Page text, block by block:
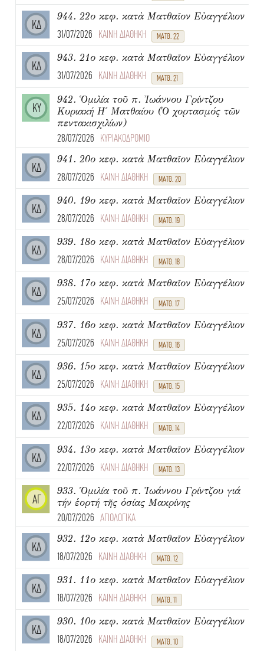
ΚΔ
944. 22ο κεφ. κατὰ Ματθαῖον Εὐαγγέλιον
31/07/2026 ΚΑΙΝΗ ΔΙΑΘΗΚΗ ΜΑΤΘ. 22
ΚΔ
943. 21ο κεφ. κατὰ Ματθαῖον Εὐαγγέλιον
31/07/2026 ΚΑΙΝΗ ΔΙΑΘΗΚΗ ΜΑΤΘ. 21
ΚΥ
942. Ὁμιλία τοῦ π. Ἰωάννου Γρίντζου
Κυριακή Η΄ Ματθαίου (Ὁ χορτασμός τῶν
πεντακισχιλίων)
28/07/2026 ΚΥΡΙΑΚΟΔΡΟΜΙΟ
ΚΔ
941. 20ο κεφ. κατὰ Ματθαῖον Εὐαγγέλιον
28/07/2026 ΚΑΙΝΗ ΔΙΑΘΗΚΗ ΜΑΤΘ. 20
ΚΔ
940. 19ο κεφ. κατὰ Ματθαῖον Εὐαγγέλιον
28/07/2026 ΚΑΙΝΗ ΔΙΑΘΗΚΗ ΜΑΤΘ. 19
ΚΔ
939. 18ο κεφ. κατὰ Ματθαῖον Εὐαγγέλιον
28/07/2026 ΚΑΙΝΗ ΔΙΑΘΗΚΗ ΜΑΤΘ. 18
ΚΔ
938. 17ο κεφ. κατὰ Ματθαῖον Εὐαγγέλιον
25/07/2026 ΚΑΙΝΗ ΔΙΑΘΗΚΗ ΜΑΤΘ. 17
ΚΔ
937. 16ο κεφ. κατὰ Ματθαῖον Εὐαγγέλιον
25/07/2026 ΚΑΙΝΗ ΔΙΑΘΗΚΗ ΜΑΤΘ. 16
ΚΔ
936. 15ο κεφ. κατὰ Ματθαῖον Εὐαγγέλιον
25/07/2026 ΚΑΙΝΗ ΔΙΑΘΗΚΗ ΜΑΤΘ. 15
ΚΔ
935. 14ο κεφ. κατὰ Ματθαῖον Εὐαγγέλιον
22/07/2026 ΚΑΙΝΗ ΔΙΑΘΗΚΗ ΜΑΤΘ. 14
ΚΔ
934. 13ο κεφ. κατὰ Ματθαῖον Εὐαγγέλιον
22/07/2026 ΚΑΙΝΗ ΔΙΑΘΗΚΗ ΜΑΤΘ. 13
ΑΓ
933. Ὁμιλία τοῦ π. Ἰωάννου Γρίντζου γιά
τήν ἑορτή τῆς ὁσίας Μακρίνης
20/07/2026 ΑΓΙΟΛΟΓΙΚΑ
ΚΔ
932. 12ο κεφ. κατὰ Ματθαῖον Εὐαγγέλιον
18/07/2026 ΚΑΙΝΗ ΔΙΑΘΗΚΗ ΜΑΤΘ. 12
ΚΔ
931. 11ο κεφ. κατὰ Ματθαῖον Εὐαγγέλιον
18/07/2026 ΚΑΙΝΗ ΔΙΑΘΗΚΗ ΜΑΤΘ. 11
ΚΔ
930. 10ο κεφ. κατὰ Ματθαῖον Εὐαγγέλιον
18/07/2026 ΚΑΙΝΗ ΔΙΑΘΗΚΗ ΜΑΤΘ. 10